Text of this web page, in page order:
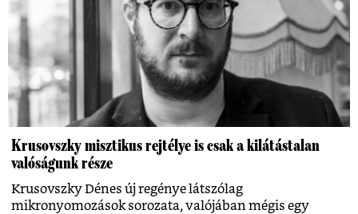
Krusovszky misztikus rejtélye is csak a kilátástalan
valóságunk része
Krusovszky Dénes új regénye látszólag
mikronyomozások sorozata, valójában mégis egy